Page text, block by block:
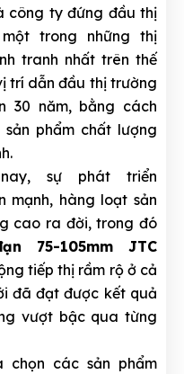
công ty đứng đầu thị
trong những thị
tranh nhất trên thế
trí dẫn đầu thị trường
30 năm, bằng cách
phẩm chất lượng
sự phát triển
hàng loạt sản
cao ra đời, trong đó
75-105mm JTC
tiếp thị rầm rộ ở cả
đã đạt được kết quả
vượt bậc qua từng
chọn các sản phẩm